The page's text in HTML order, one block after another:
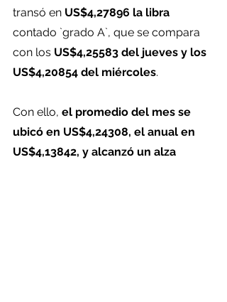
transó en US$4,27896 la libra
contado `grado A`, que se compara
con los US$4,25583 del jueves y los
US$4,20854 del miércoles.
Con ello, el promedio del mes se
ubicó en US$4,24308, el anual en
US$4,13842, y alcanzó un alza